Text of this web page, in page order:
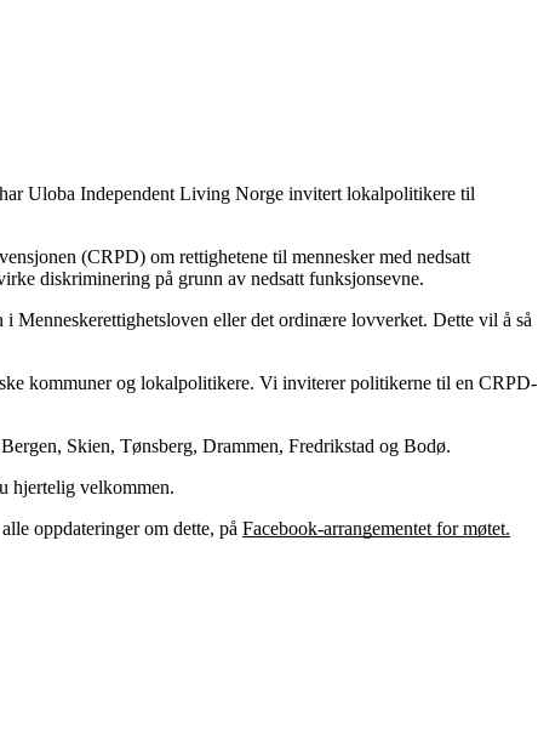
Living-fond
Om Uloba
Uloba Independent Living Norge invitert lokalpolitikere til
(CRPD) om rettighetene til mennesker med nedsatt
diskriminering på grunn av nedsatt funksjonsevne.
Menneskerettighetsloven eller det ordinære lovverket. Dette vil å så
kommuner og lokalpolitikere. Vi inviterer politikerne til en CRPD-
Skien, Tønsberg, Drammen, Fredrikstad og Bodø.
hjertelig velkommen.
oppdateringer om dette, på Facebook-arrangementet for møtet.